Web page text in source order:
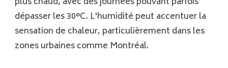
dépasser les 30°C. L'humidité peut accentuer la
sensation de chaleur, particulièrement dans les
zones urbaines comme Montréal.